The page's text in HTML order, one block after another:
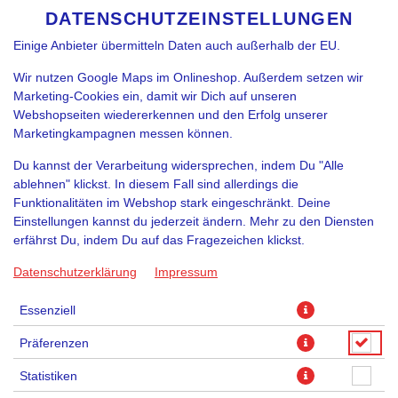
DE
SPRACHE ÄNDERN
DATENSCHUTZEINSTELLUNGEN
Diensteanbieter zur Weiterverarbeitung weitergegeben werden.
Einige Anbieter übermitteln Daten auch außerhalb der EU.
Wir nutzen Google Maps im Onlineshop. Außerdem setzen wir
Marketing-Cookies ein, damit wir Dich auf unseren
Webshopseiten wiedererkennen und den Erfolg unserer
Marketingkampagnen messen können.
Du kannst der Verarbeitung widersprechen, indem Du "Alle
ablehnen" klickst. In diesem Fall sind allerdings die
Funktionalitäten im Webshop stark eingeschränkt. Deine
Einstellungen kannst du jederzeit ändern. Mehr zu den Diensten
erfährst Du, indem Du auf das Fragezeichen klickst.
Datenschutzerklärung Impressum
Essenziell
Präferenzen
Statistiken